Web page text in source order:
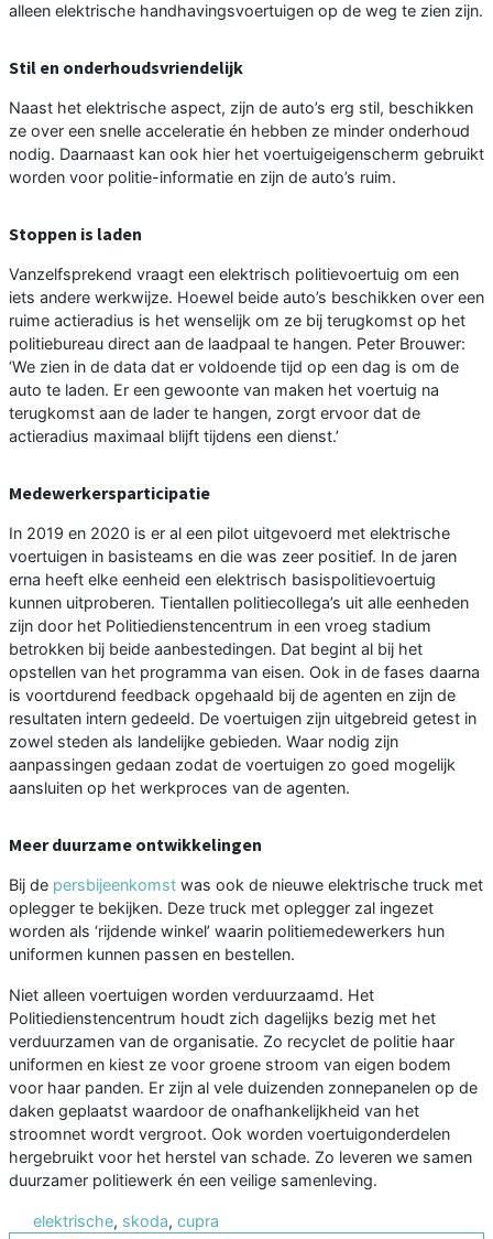
alleen elektrische handhavingsvoertuigen op de weg te zien zijn.
Stil en onderhoudsvriendelijk
Naast het elektrische aspect, zijn de auto’s erg stil, beschikken
ze over een snelle acceleratie én hebben ze minder onderhoud
nodig. Daarnaast kan ook hier het voertuigeigenscherm gebruikt
worden voor politie-informatie en zijn de auto’s ruim.
Stoppen is laden
Vanzelfsprekend vraagt een elektrisch politievoertuig om een
iets andere werkwijze. Hoewel beide auto’s beschikken over een
ruime actieradius is het wenselijk om ze bij terugkomst op het
politiebureau direct aan de laadpaal te hangen. Peter Brouwer:
‘We zien in de data dat er voldoende tijd op een dag is om de
auto te laden. Er een gewoonte van maken het voertuig na
terugkomst aan de lader te hangen, zorgt ervoor dat de
actieradius maximaal blijft tijdens een dienst.’
Medewerkersparticipatie
In 2019 en 2020 is er al een pilot uitgevoerd met elektrische
voertuigen in basisteams en die was zeer positief. In de jaren
erna heeft elke eenheid een elektrisch basispolitievoertuig
kunnen uitproberen. Tientallen politiecollega’s uit alle eenheden
zijn door het Politiedienstencentrum in een vroeg stadium
betrokken bij beide aanbestedingen. Dat begint al bij het
opstellen van het programma van eisen. Ook in de fases daarna
is voortdurend feedback opgehaald bij de agenten en zijn de
resultaten intern gedeeld. De voertuigen zijn uitgebreid getest in
zowel steden als landelijke gebieden. Waar nodig zijn
aanpassingen gedaan zodat de voertuigen zo goed mogelijk
aansluiten op het werkproces van de agenten.
Meer duurzame ontwikkelingen
Bij de persbijeenkomst was ook de nieuwe elektrische truck met
oplegger te bekijken. Deze truck met oplegger zal ingezet
worden als ‘rijdende winkel’ waarin politiemedewerkers hun
uniformen kunnen passen en bestellen.
Niet alleen voertuigen worden verduurzaamd. Het
Politiedienstencentrum houdt zich dagelijks bezig met het
verduurzamen van de organisatie. Zo recyclet de politie haar
uniformen en kiest ze voor groene stroom van eigen bodem
voor haar panden. Er zijn al vele duizenden zonnepanelen op de
daken geplaatst waardoor de onafhankelijkheid van het
stroomnet wordt vergroot. Ook worden voertuigonderdelen
hergebruikt voor het herstel van schade. Zo leveren we samen
duurzamer politiewerk én een veilige samenleving.
elektrische, skoda, cupra